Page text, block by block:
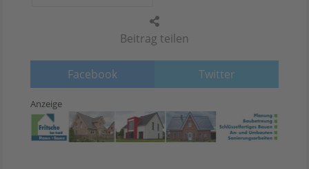
Beitrag teilen
Facebook Twitter
Anzeige